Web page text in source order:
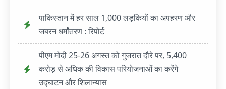
पाकिस्तान में हर साल 1,000 लड़कियों का अपहरण और
जबरन धर्मांतरण : रिपोर्ट
पीएम मोदी 25-26 अगस्त को गुजरात दौरे पर, 5,400
करोड़ से अधिक की विकास परियोजनाओं का करेंगे
उद्घाटन और शिलान्यास